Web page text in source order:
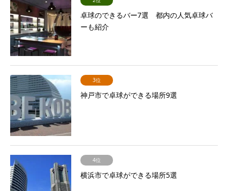
卓球のできるバー7選 都内の人気卓球バ
ーも紹介
3位
神戸市で卓球ができる場所9選
4位
横浜市で卓球ができる場所5選